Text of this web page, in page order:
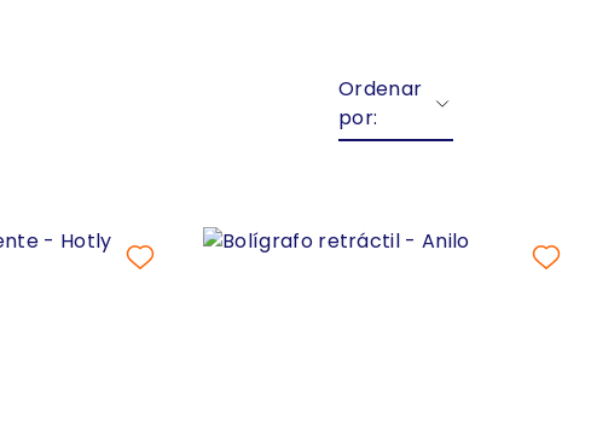
Ordenar
por: